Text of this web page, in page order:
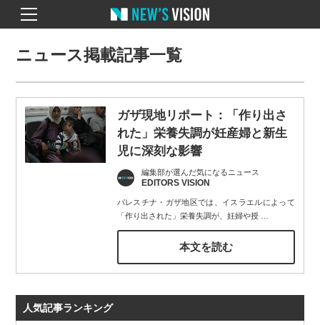
ニュース掲載記事一覧
ガザ現地リポート：「作り出さ
れた」栄養失調が妊産婦と新生
児に深刻な影響
編集部が選んだ気になるニュース
EDITORS VISION
パレスチナ・ガザ地区では、イスラエルによって
「作り出された」栄養失調が、妊婦や授…
本文を読む
人気記事ランキング